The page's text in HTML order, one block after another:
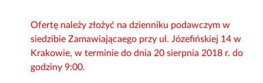
Ofertę należy złożyć na dzienniku podawczym w
siedzibie Zamawiającaego przy ul. Józefińskiej 14 w
Krakowie, w terminie do dnia 20 sierpnia 2018 r. do
godziny 9:00.